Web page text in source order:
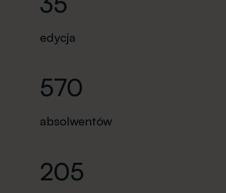
edycja
570
absolwentów
205